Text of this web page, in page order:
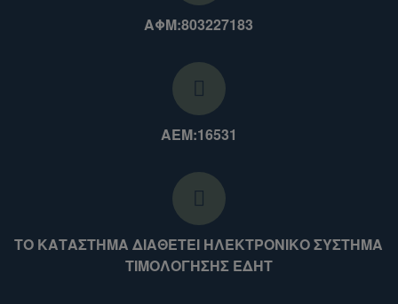
ΑΦΜ:803227183
ΑΕΜ:16531
ΤΟ ΚΑΤΑΣΤΗΜΑ ΔΙΑΘΕΤΕΙ ΗΛΕΚΤΡΟΝΙΚΟ ΣΥΣΤΗΜΑ
ΤΙΜΟΛΟΓΗΣΗΣ ΕΔΗΤ